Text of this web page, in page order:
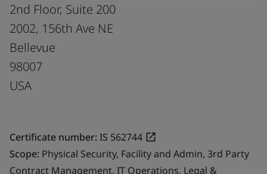
2nd Floor, Suite 200
2002, 156th Ave NE
Bellevue
98007
USA
Certificate number:IS 562744
Scope: Physical Security, Facility and Admin, 3rd Party
Contract Management, IT Operations, Legal &